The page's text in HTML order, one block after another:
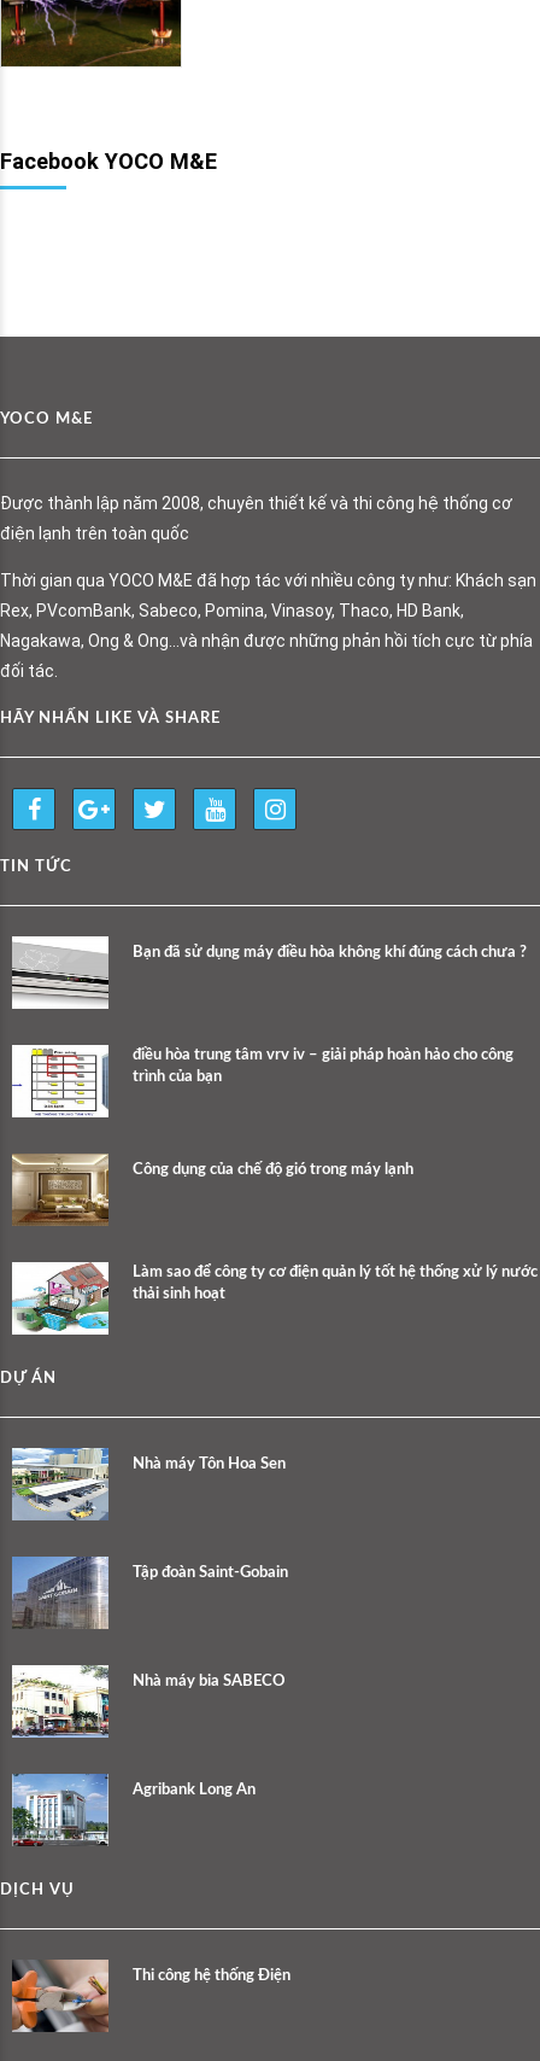
Facebook YOCO M&E
YOCO M&E
Được thành lập năm 2008, chuyên thiết kế và thi công hệ thống cơ
điện lạnh trên toàn quốc
Thời gian qua YOCO M&E đã hợp tác với nhiều công ty như: Khách sạn
Rex, PVcomBank, Sabeco, Pomina, Vinasoy, Thaco, HD Bank,
Nagakawa, Ong & Ong…và nhận được những phản hồi tích cực từ phía
đối tác.
HÃY NHẤN LIKE VÀ SHARE
TIN TỨC
Bạn đã sử dụng máy điều hòa không khí đúng cách chưa ?
điều hòa trung tâm vrv iv – giải pháp hoàn hảo cho công
trình của bạn
Công dụng của chế độ gió trong máy lạnh
Làm sao để công ty cơ điện quản lý tốt hệ thống xử lý nước
thải sinh hoạt
DỰ ÁN
Nhà máy Tôn Hoa Sen
Tập đoàn Saint-Gobain
Nhà máy bia SABECO
Agribank Long An
DỊCH VỤ
Thi công hệ thống Điện